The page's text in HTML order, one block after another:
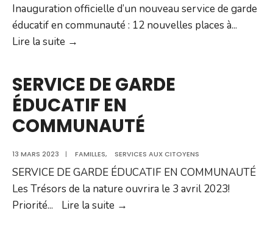
Inauguration officielle d’un nouveau service de garde
éducatif en communauté : 12 nouvelles places à...
Lire la suite →
nouveau
service
de
éducatif
en
communauté :
12
SERVICE DE GARDE
ÉDUCATIF EN
COMMUNAUTÉ
13 MARS 2023 | FAMILLES, SERVICES AUX CITOYENS
SERVICE DE GARDE ÉDUCATIF EN COMMUNAUTÉ
Les Trésors de la nature ouvrira le 3 avril 2023!
Priorité... Lire la suite →